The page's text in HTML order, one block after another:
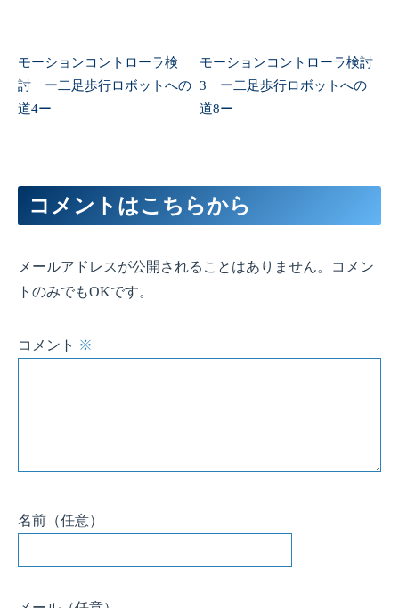
モーションコントローラ検
討 ー二足歩行ロボットへの
道4ー
モーションコントローラ検討
3 ー二足歩行ロボットへの
道8ー
コメントはこちらから
メールアドレスが公開されることはありません。コメン
トのみでもOKです。
コメント ※
名前 （任意）